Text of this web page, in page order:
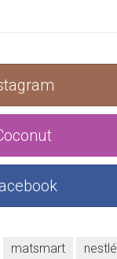
matsmart nestlé